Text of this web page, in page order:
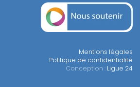
Mentions légales
Politique de confidentialité
Conception : Ligue 24